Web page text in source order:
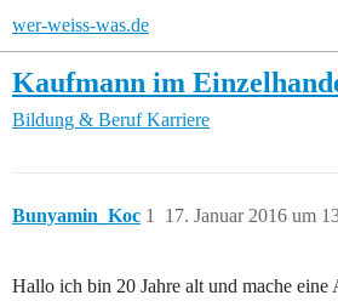
wer-weiss-was.de
Kaufmann im
Bildung & Beruf Karriere
Bunyamin_Koc 17. Januar 2016 um
1
Hallo ich bin 20 Jahre alt und mache